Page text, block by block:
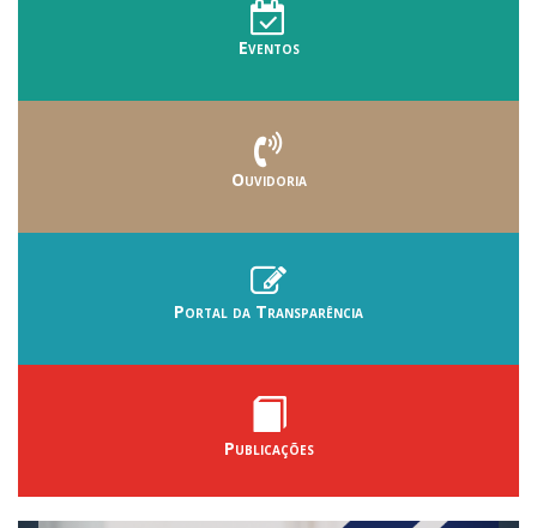
Eventos
Ouvidoria
Portal da Transparência
Publicações